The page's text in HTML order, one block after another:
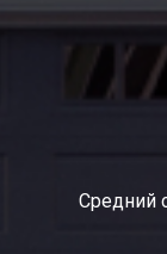
Средний